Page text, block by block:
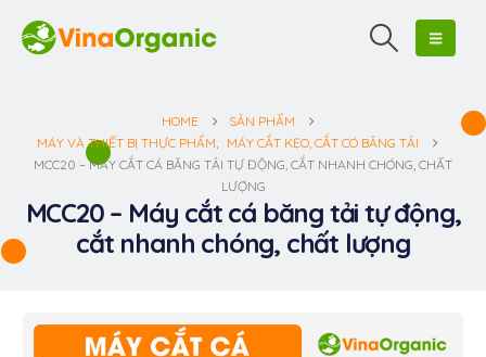
HOME
SẢN PHẨM
MÁY VÀ THIẾT BỊ THỰC PHẨM, MÁY CẮT KẸO, CẮT CÓ BĂNG TẢI
MCC20 – MÁY CẮT CÁ BĂNG TẢI TỰ ĐỘNG, CẮT NHANH CHÓNG, CHẤT
LƯỢNG
MCC20 – Máy cắt cá băng tải tự động,
cắt nhanh chóng, chất lượng